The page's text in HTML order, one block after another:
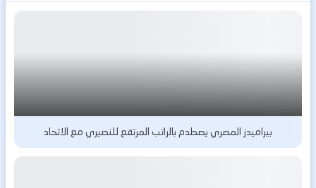
بيراميدز المصري يصطدم بالراتب المرتفع للنصيري مع الاتحاد